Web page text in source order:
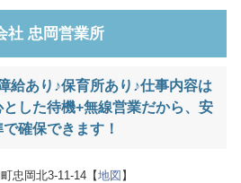
社 忠岡営業所
給あり♪保育所あり♪仕事内容は
した待機+無線営業だから、安
確保できます！
忠岡北3-11-14【地図】